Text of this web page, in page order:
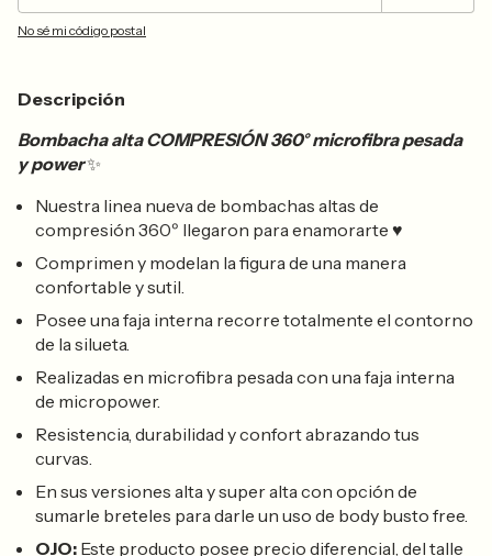
No sé mi código postal
Descripción
Bombacha alta COMPRESIÓN 360° microfibra pesada
y power✨
Nuestra linea nueva de bombachas altas de
compresión 360º llegaron para enamorarte ♥
Comprimen y modelan la figura de una manera
confortable y sutil.
Posee una faja interna recorre totalmente el contorno
de la silueta.
Realizadas en microfibra pesada con una faja interna
de micropower.
Resistencia, durabilidad y confort abrazando tus
curvas.
En sus versiones alta y super alta con opción de
sumarle breteles para darle un uso de body busto free.
OJO: Este producto posee precio diferencial, del talle